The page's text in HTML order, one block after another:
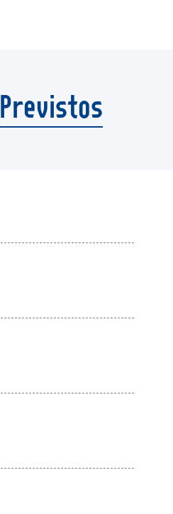
Previstos